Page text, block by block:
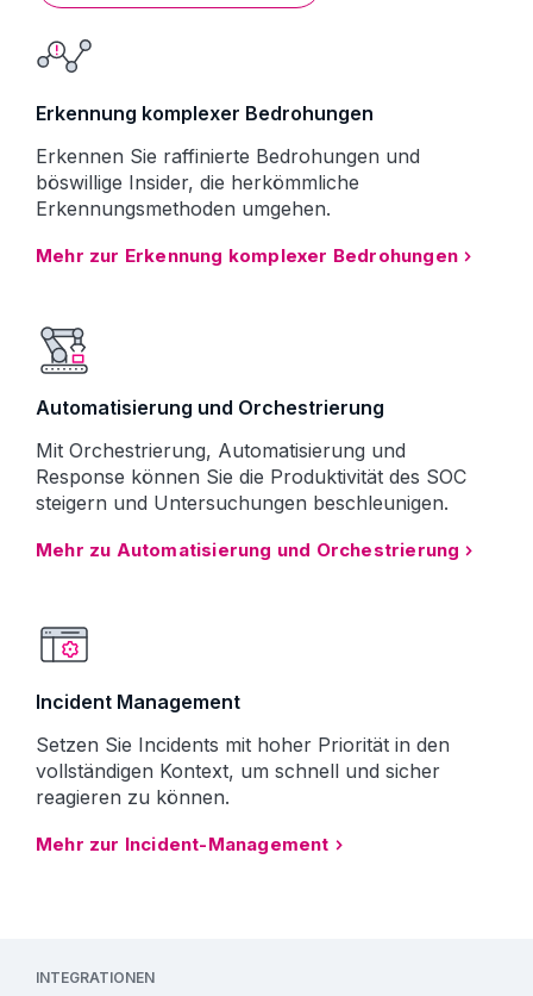
Erkennung komplexer Bedrohungen
Erkennen Sie raffinierte Bedrohungen und
böswillige Insider, die herkömmliche
Erkennungsmethoden umgehen.
Mehr zur Erkennung komplexer Bedrohungen
Automatisierung und Orchestrierung
Mit Orchestrierung, Automatisierung und
Response können Sie die Produktivität des SOC
steigern und Untersuchungen beschleunigen.
Mehr zu Automatisierung und Orchestrierung
Incident Management
Setzen Sie Incidents mit hoher Priorität in den
vollständigen Kontext, um schnell und sicher
reagieren zu können.
Mehr zur Incident-Management
INTEGRATIONEN